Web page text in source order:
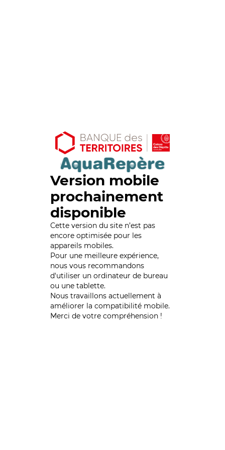
Version mobile
prochainement
disponible
Cette version du site n’est pas
encore optimisée pour les
appareils mobiles.
Pour une meilleure expérience,
nous vous recommandons
d'utiliser un ordinateur de bureau
ou une tablette.
Nous travaillons actuellement à
améliorer la compatibilité mobile.
Merci de votre compréhension !